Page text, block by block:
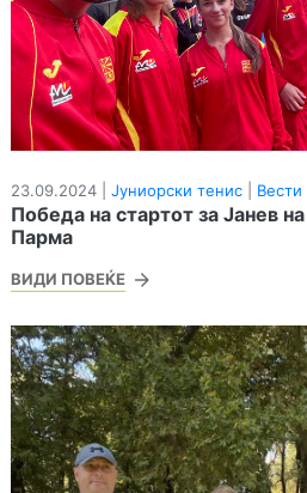
23.09.2024 | Јуниорски тенис Вести
Победа на стартот за Јанев
Парма
ВИДИ ПОВЕЌЕ